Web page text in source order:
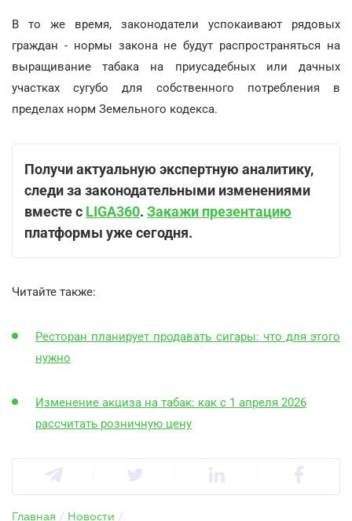
В то же время, законодатели успокаивают рядовых
граждан - нормы закона не будут распространяться на
выращивание табака на приусадебных или дачных
участках сугубо для собственного потребления в
пределах норм Земельного кодекса.
Получи актуальную экспертную аналитику,
следи за законодательными изменениями
вместе с LIGA360. Закажи презентацию
платформы уже сегодня.
Читайте также:
Ресторан планирует продавать сигары: что для этого
нужно
Изменение акциза на табак: как с 1 апреля 2026
рассчитать розничную цену
Главная / Новости /